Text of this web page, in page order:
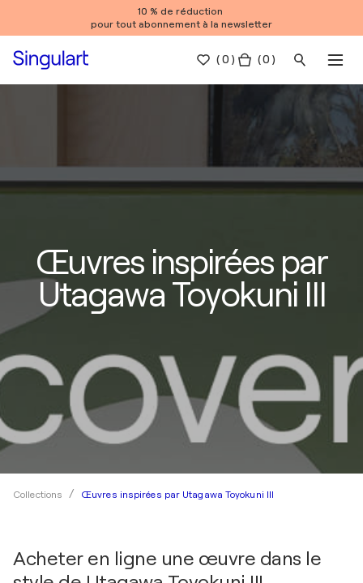
10 % de réduction
pour tout abonnement à la newsletter
(0 ) ( 0 )
Œuvres inspirées par
Utagawa Toyokuni III
Collections Œuvres inspirées par Utagawa Toyokuni III
Acheter en ligne une œuvre dans le